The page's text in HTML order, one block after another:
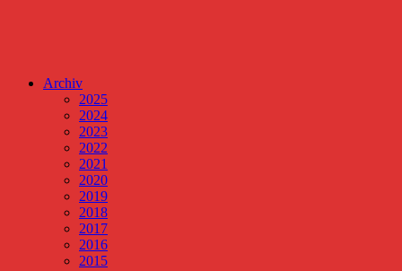
Archiv
2025
2024
2023
2022
2021
2020
2019
2018
2017
2016
2015